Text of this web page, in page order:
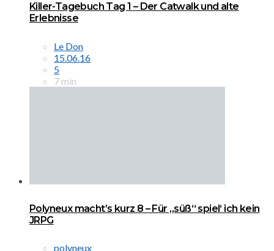
Killer-Tagebuch Tag 1 – Der Catwalk und alte
Erlebnisse
Le Don
15.06.16
5
7 min
Polyneux macht’s kurz 8 – Für „süß“ spiel‘ ich kein
JRPG
polyneux